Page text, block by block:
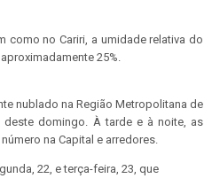
como no Cariri, a umidade relativa do
25%.
nublado na Região Metropolitana de
deste domingo. À tarde e à noite, as
na Capital e arredores.
22, e terça-feira, 23, que